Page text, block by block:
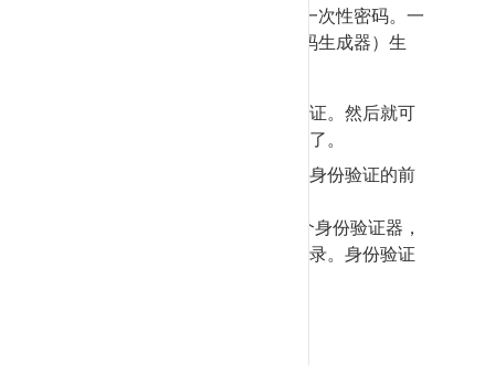
用户名和密码外，还需要一个一次性密码。一
次性密码由验证器（一次性密码生成器）生
首先需要激活双因素身份验证。然后就可
以使用双因素身份验证登录了。
以普通用户身份激活双因素身份验证的前
用户必须安装一个身份验证器，
才能使用双因素身份验证登录。身份验证